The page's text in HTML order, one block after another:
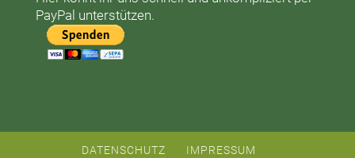
PayPal unterstützen.
DATENSCHUTZ IMPRESSUM